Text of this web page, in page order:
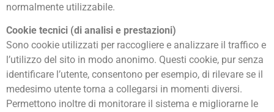
normalmente utilizzabile.
Cookie tecnici (di analisi e prestazioni)
Sono cookie utilizzati per raccogliere e analizzare il traffico e
l’utilizzo del sito in modo anonimo. Questi cookie, pur senza
identificare l’utente, consentono per esempio, di rilevare se il
medesimo utente torna a collegarsi in momenti diversi.
Permettono inoltre di monitorare il sistema e migliorarne le